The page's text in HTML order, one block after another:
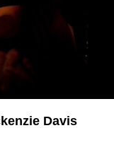
Davis